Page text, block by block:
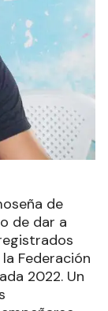
de
de dar a
Federación
2022. Un